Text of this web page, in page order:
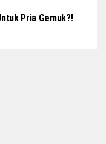
Pria Gemuk?!